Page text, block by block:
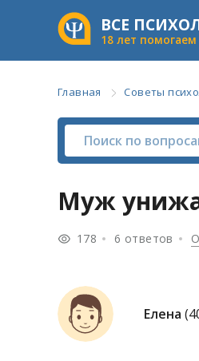
ВСЕ
18 лет
Главная Советы
Муж
178 6 ответов
Елена